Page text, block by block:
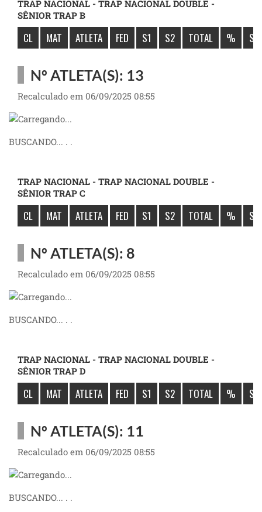
TRAP NACIONAL - TRAP NACIONAL DOUBLE -
SÊNIOR TRAP B
CL MAT ATLETA FED S1 S2 TOTAL %
Nº ATLETA(S): 13
Recalculado em 06/09/2025 08:55
BUSCANDO... . .
TRAP NACIONAL - TRAP NACIONAL DOUBLE -
SÊNIOR TRAP C
CL MAT ATLETA FED S1 S2 TOTAL %
Nº ATLETA(S): 8
Recalculado em 06/09/2025 08:55
BUSCANDO... . .
TRAP NACIONAL - TRAP NACIONAL DOUBLE -
SÊNIOR TRAP D
CL MAT ATLETA FED S1 S2 TOTAL %
Nº ATLETA(S): 11
Recalculado em 06/09/2025 08:55
BUSCANDO... . .